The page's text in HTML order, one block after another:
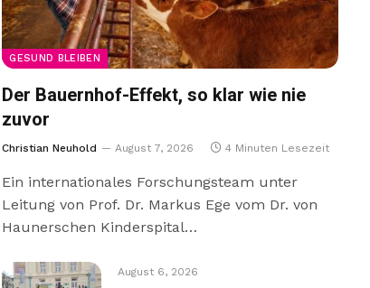
GESUND BLEIBEN
Der Bauernhof-Effekt, so klar wie nie
zuvor
Christian Neuhold August 7, 2026 4 Minuten Lesezeit
Ein internationales Forschungsteam unter
Leitung von Prof. Dr. Markus Ege vom Dr. von
Haunerschen Kinderspital…
August 6, 2026